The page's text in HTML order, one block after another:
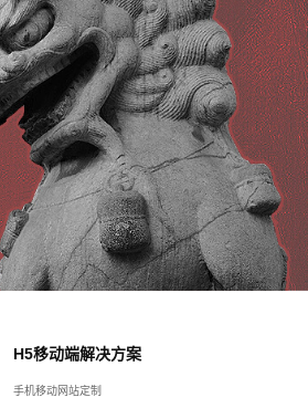
H5移动端解决方案
手机移动网站定制